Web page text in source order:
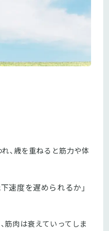
、歳を重ねると筋力や体
速度を遅められるか」
筋肉は衰えていってしま